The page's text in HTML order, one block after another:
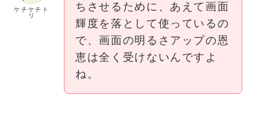
ケチケチト
リ
ちさせるために、あえて画面
輝度を落として使っているの
で、画面の明るさアップの恩
恵は全く受けないんですよ
ね。